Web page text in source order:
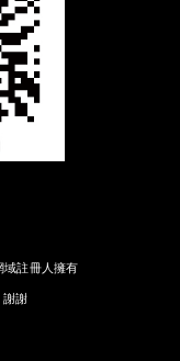
域註冊人擁有
謝謝